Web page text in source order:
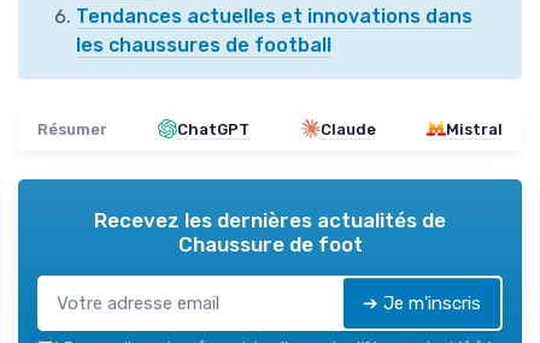
Tendances actuelles et innovations dans
les chaussures de football
Résumer ChatGPT Claude Mistral
Recevez les dernières actualités de
Chaussure de foot
➔ Je m'inscris